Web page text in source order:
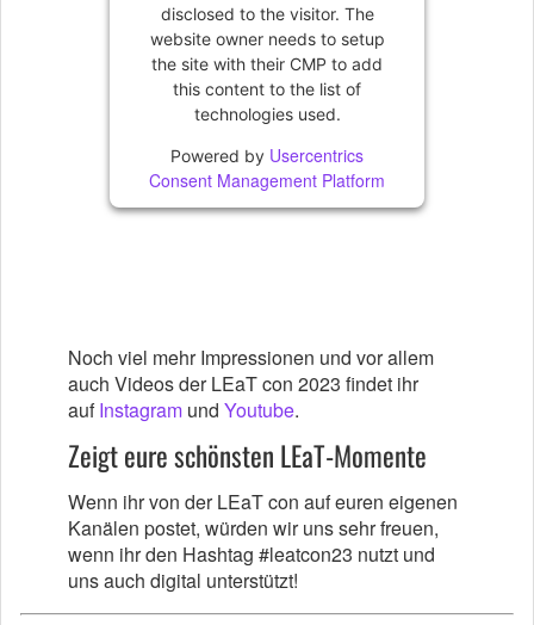
disclosed to the visitor. The
website owner needs to setup
the site with their CMP to add
this content to the list of
technologies used.
Powered by Usercentrics
Consent Management Platform
Noch viel mehr Impressionen und vor allem
auch Videos der LEaT con 2023 findet ihr
aufInstagram und Youtube.
Zeigt eure schönsten LEaT-Momente
Wenn ihr von der LEaT con auf euren eigenen
Kanälen postet, würden wir uns sehr freuen,
wenn ihr den Hashtag #leatcon23 nutzt und
uns auch digital unterstützt!